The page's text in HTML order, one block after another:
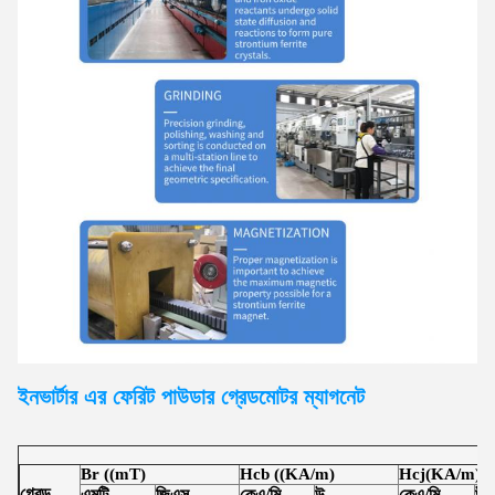
ইনভার্টার এর ফেরিট পাউডার গ্রেডমোটর ম্যাগনেট
Br ((mT) Hcb ((KA/m) Hcj(KA/m)